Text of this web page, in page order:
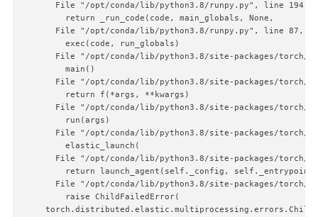
File "/opt/conda/lib/python3.8/runpy.py", line 194, in
return _run_code(code, main_globals, None,
File "/opt/conda/lib/python3.8/runpy.py", line 87, in
exec(code, run_globals)
File "/opt/conda/lib/python3.8/site-packages/torch/
main()
File "/opt/conda/lib/python3.8/site-packages/torch/
return f(*args, **kwargs)
File "/opt/conda/lib/python3.8/site-packages/torch/
run(args)
File "/opt/conda/lib/python3.8/site-packages/
elastic_launch(
File "/opt/conda/lib/python3.8/site-packages/torch/
return launch_agent(self._config,
File "/opt/conda/lib/python3.8/site-packages/torch/
raise ChildFailedError(